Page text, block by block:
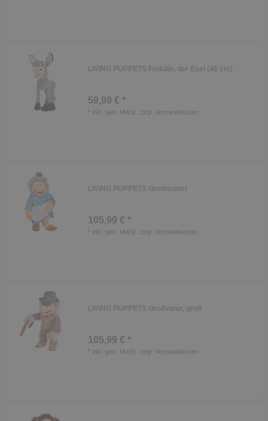
LIVING PUPPETS Fridulin, der Esel (46 cm)
59,99 € *
* inkl. ges. MwSt. zzgl. Versandkosten
LIVING PUPPETS Großmutter
105,99 € *
* inkl. ges. MwSt. zzgl. Versandkosten
LIVING PUPPETS Großvater, groß
105,99 € *
* inkl. ges. MwSt. zzgl. Versandkosten